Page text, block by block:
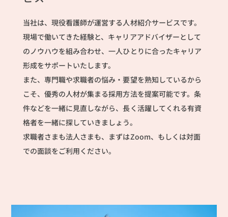
当社は、現役看護師が運営する人材紹介サービスです。
現場で働いてきた経験と、キャリアアドバイザーとして
のノウハウを組み合わせ、一人ひとりに合ったキャリア
形成をサポートいたします。
また、専門職や求職者の悩み・要望を熟知しているから
こそ、優秀の人材が集まる採用方法を提案可能です。条
件などを一緒に見直しながら、長く活躍してくれる有資
格者を一緒に探していきましょう。
求職者さまも法人さまも、まずはZoom、もしくは対面
での面談をご利用ください。